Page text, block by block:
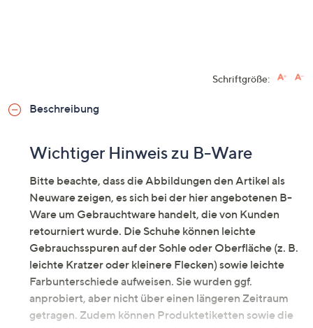
Schriftgröße:
Beschreibung
Wichtiger Hinweis zu B-Ware
Bitte beachte, dass die Abbildungen den Artikel als
Neuware zeigen, es sich bei der hier angebotenen B-
Ware um Gebrauchtware handelt, die von Kunden
retourniert wurde. Die Schuhe können leichte
Gebrauchsspuren auf der Sohle oder Oberfläche (z. B.
leichte Kratzer oder kleinere Flecken) sowie leichte
Farbunterschiede aufweisen. Sie wurden ggf.
anprobiert, aber nicht über einen längeren Zeitraum
getragen. Zudem können Produktetiketten sowie die